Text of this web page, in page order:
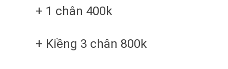
+ 1 chân 400k
+ Kiềng 3 chân 800k